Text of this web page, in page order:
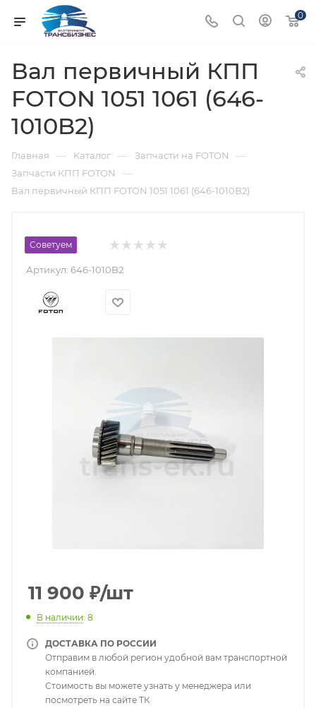
0
Вал первичный КПП
FOTON 1051 1061 (646-
1010B2)
Главная — Каталог — Запчасти на FOTON —
Запчасти КПП FOTON —
Вал первичный КПП FOTON 1051 1061 (646-1010B2)
Советуем
Артикул: 646-1010B2
11 900 ₽/шт
В наличии: 8
ДОСТАВКА ПО РОССИИ
Отправим в любой регион удобной вам транспортной
компанией.
Стоимость вы можете узнать у менеджера или
посмотреть на сайте ТК